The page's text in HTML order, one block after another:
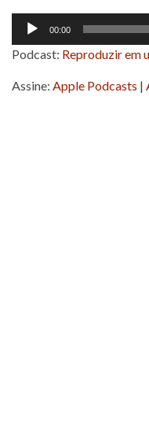
Tocador
áudio
00:00
Podcast: Reproduzir em
Assine: Apple Podcasts |